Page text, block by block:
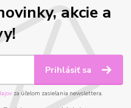
akcie a
Prihlásiť sa
za účelom zasielania newslettera.